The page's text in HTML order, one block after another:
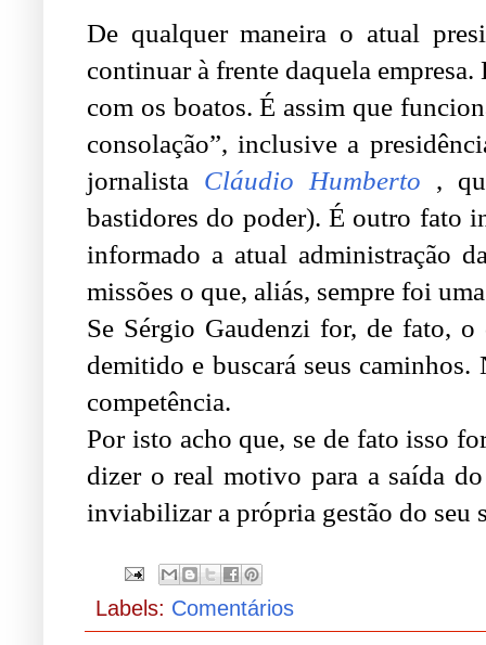
De qualquer maneira o atual
continuar à frente daquela
com os boatos. É assim que
consolação”, inclusive a
jornalista Cláudio Humberto ,
bastidores do poder). É outro fato
informado a atual administração
missões o que, aliás, sempre foi
Se Sérgio Gaudenzi for, de fato,
demitido e buscará seus
competência.
Por isto acho que, se de fato isso
dizer o real motivo para a saída
inviabilizar a própria gestão do seu
Labels: Comentários